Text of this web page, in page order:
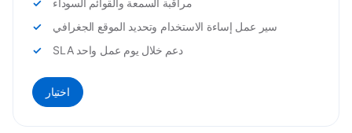
مراقبة السمعة والقوائم السوداء
سير عمل إساءة الاستخدام وتحديد الموقع الجغرافي
SLA دعم خلال يوم عمل واحد
اختيار